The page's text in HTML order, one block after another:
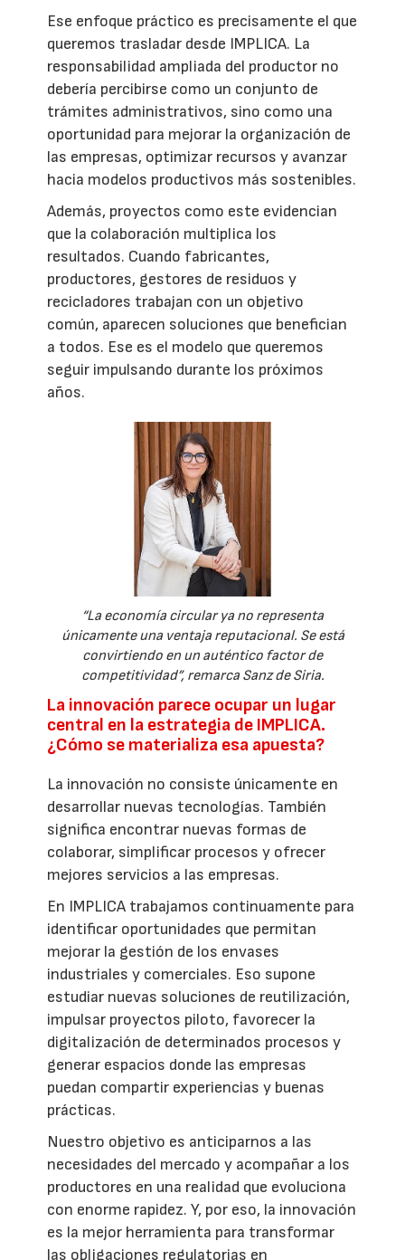
Ese enfoque práctico es precisamente el que
queremos trasladar desde IMPLICA. La
responsabilidad ampliada del productor no
debería percibirse como un conjunto de
trámites administrativos, sino como una
oportunidad para mejorar la organización de
las empresas, optimizar recursos y avanzar
hacia modelos productivos más sostenibles.
Además, proyectos como este evidencian
que la colaboración multiplica los
resultados. Cuando fabricantes,
productores, gestores de residuos y
recicladores trabajan con un objetivo
común, aparecen soluciones que benefician
a todos. Ese es el modelo que queremos
seguir impulsando durante los próximos
años.
“La economía circular ya no representa
únicamente una ventaja reputacional. Se está
convirtiendo en un auténtico factor de
competitividad”, remarca Sanz de Siria.
La innovación parece ocupar un lugar
central en la estrategia de IMPLICA.
¿Cómo se materializa esa apuesta?
La innovación no consiste únicamente en
desarrollar nuevas tecnologías. También
significa encontrar nuevas formas de
colaborar, simplificar procesos y ofrecer
mejores servicios a las empresas.
En IMPLICA trabajamos continuamente para
identificar oportunidades que permitan
mejorar la gestión de los envases
industriales y comerciales. Eso supone
estudiar nuevas soluciones de reutilización,
impulsar proyectos piloto, favorecer la
digitalización de determinados procesos y
generar espacios donde las empresas
puedan compartir experiencias y buenas
prácticas.
Nuestro objetivo es anticiparnos a las
necesidades del mercado y acompañar a los
productores en una realidad que evoluciona
con enorme rapidez. Y, por eso, la innovación
es la mejor herramienta para transformar
las obligaciones regulatorias en